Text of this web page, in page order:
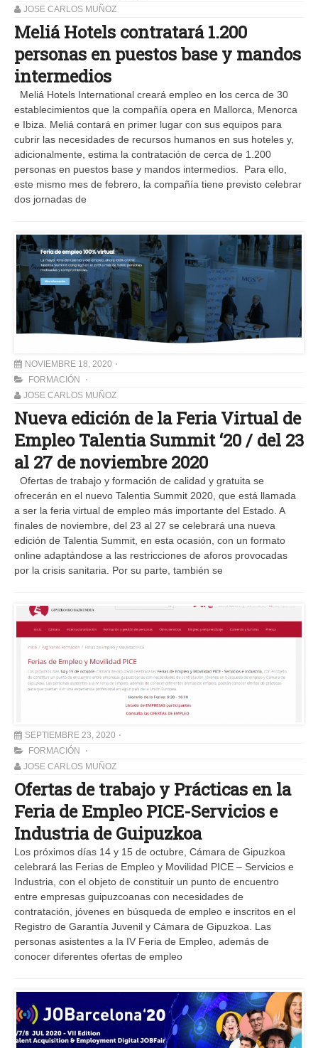
JOSE CARLOS MUÑOZ
Meliá Hotels contratará 1.200
personas en puestos base y mandos
intermedios
Meliá Hotels International creará empleo en los cerca de 30
establecimientos que la compañía opera en Mallorca, Menorca
e Ibiza. Meliá contará en primer lugar con sus equipos para
cubrir las necesidades de recursos humanos en sus hoteles y,
adicionalmente, estima la contratación de cerca de 1.200
personas en puestos base y mandos intermedios. Para ello,
este mismo mes de febrero, la compañía tiene previsto celebrar
dos jornadas de
NOVIEMBRE 18, 2020
FORMACIÓN
JOSE CARLOS MUÑOZ
Nueva edición de la Feria Virtual de
Empleo Talentia Summit ‘20 / del 23
al 27 de noviembre 2020
Ofertas de trabajo y formación de calidad y gratuita se
ofrecerán en el nuevo Talentia Summit 2020, que está llamada
a ser la feria virtual de empleo más importante del Estado. A
finales de noviembre, del 23 al 27 se celebrará una nueva
edición de Talentia Summit, en esta ocasión, con un formato
online adaptándose a las restricciones de aforos provocadas
por la crisis sanitaria. Por su parte, también se
SEPTIEMBRE 23, 2020
FORMACIÓN
JOSE CARLOS MUÑOZ
Ofertas de trabajo y Prácticas en la
Feria de Empleo PICE-Servicios e
Industria de Guipuzkoa
Los próximos días 14 y 15 de octubre, Cámara de Gipuzkoa
celebrará las Ferias de Empleo y Movilidad PICE – Servicios e
Industria, con el objeto de constituir un punto de encuentro
entre empresas guipuzcoanas con necesidades de
contratación, jóvenes en búsqueda de empleo e inscritos en el
Registro de Garantía Juvenil y Cámara de Gipuzkoa. Las
personas asistentes a la IV Feria de Empleo, además de
conocer diferentes ofertas de empleo